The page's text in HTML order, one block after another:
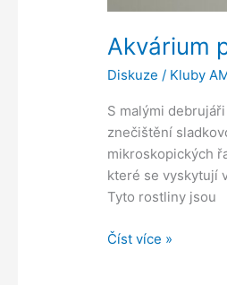
Akvárium
Diskuze / Kluby
S malými
znečištění
mikroskopických
které se vyskytují
Tyto rostliny jsou
Akvárium
Číst více »